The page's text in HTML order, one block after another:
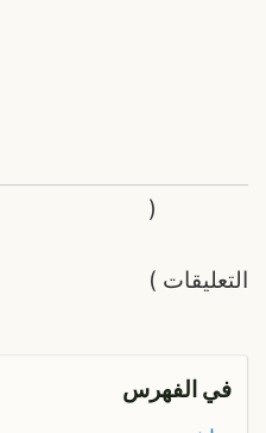
التعليقات
(
)
في الفهرس